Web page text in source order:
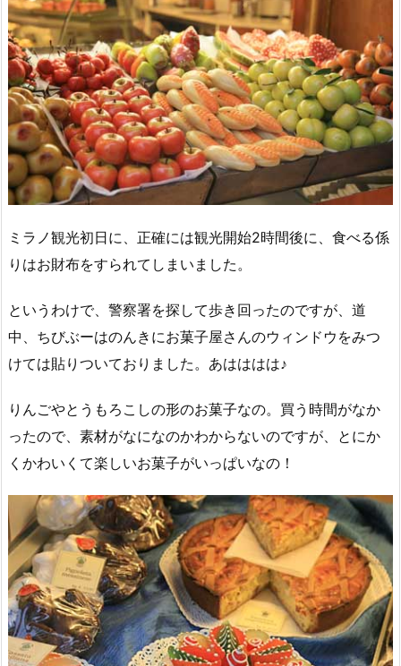
ミラノ観光初日に、正確には観光開始2時間後に、食べる係
りはお財布をすられてしまいました。
というわけで、警察署を探して歩き回ったのですが、道
中、ちびぶーはのんきにお菓子屋さんのウィンドウをみつ
けては貼りついておりました。あはははは♪
りんごやとうもろこしの形のお菓子なの。買う時間がなか
ったので、素材がなになのかわからないのですが、とにか
くかわいくて楽しいお菓子がいっぱいなの！